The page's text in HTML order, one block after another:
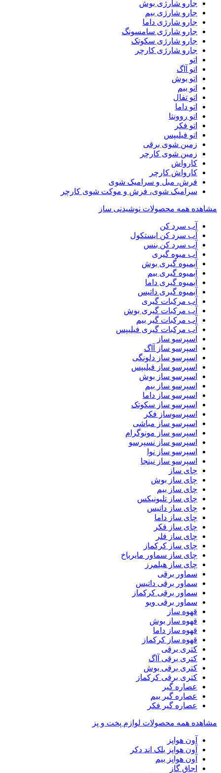
جارو شارژی بوش
جارو شارژی بیم
جارو شارژی داما
جارو شارژی سامسونگ
جارو شارژی سکوتک
جارو شارژی کارچر
اتو
اتو آاگ
اتو بوش
اتو بیم
اتو تفال
اتو داما
اتو روونتا
اتو فکر
اتو فیلیپس
زمین شوی برقی
زمین شوی کارچر
کارواش
کارواش کارچر
فرش، مبل و سرامیک شوی
سرامیک شوی، فرش و موکت شوی کارچر
مشاهده همه محصولات نوشیدنی ساز
آب سرد کن
آب سرد کن ایستکول
آب سرد کن بنس
آب میوه گیری
آبمیوه گیری بوش
آبمیوه گیری بیم
آبمیوه گیری داما
آبمیوه گیری داتیس
آب مرکبات گیری
آب مرکبات گیری بوش
آب مرکبات گیر بیم
آب مرکبات گیری فیلیپس
اسپرسو ساز
اسپرسو ساز آاگ
اسپرسو ساز دلونگی
اسپرسو ساز فیلیپس
اسپرسو ساز بوش
اسپرسو ساز بیم
اسپرسو ساز داما
اسپرسو ساز سکوتک
اسپرسوساز فکر
اسپرسو ساز مباشی
اسپرسو ساز مونوگرام
اسپرسو ساز نسپرسو
اسپرسو ساز نوا
اسپرسو ساز نینجا
چای ساز
چای ساز بوش
چای ساز بیم
چای ساز تلیونیکس
چای ساز داتیس
چای ساز داما
چای ساز فکر
چای ساز فلر
چای ساز کرکماز
چای ساز سماور مایرباخ
چای ساز هیلمرز
سماور برقی
سماور برقی داتیس
سماور برقی کرکماز
سماور برقی ویو
قهوه ساز
قهوه ساز بوش
قهوه ساز داما
قهوه ساز کرکماز
کتری برقی
کتری برقی آاگ
کتری برقی بوش
کتری برقی کرکماز
عصاره گیر
عصاره گیر بیم
عصاره گیر فکر
مشاهده همه محصولات لوازم پخت و پز
آون هواپز
آون هواپز بلک اند دکر
آون هواپز بیم
اجاق گاز